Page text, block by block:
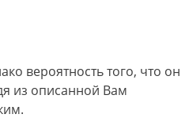
вероятность того, что он
из описанной Вам